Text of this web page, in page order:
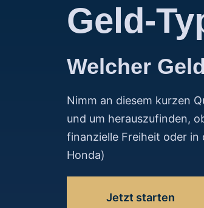
Geld-
Welcher
Nimm an diesem kurzen
und um herauszufinden,
finanzielle Freiheit oder
Honda)
Jetzt starten